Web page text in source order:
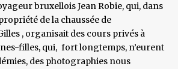
bruxellois Jean Robie, qui, dans
de la chaussée de
, organisait des cours privés à
filles, qui, fort longtemps, n’eurent
des photographies nous